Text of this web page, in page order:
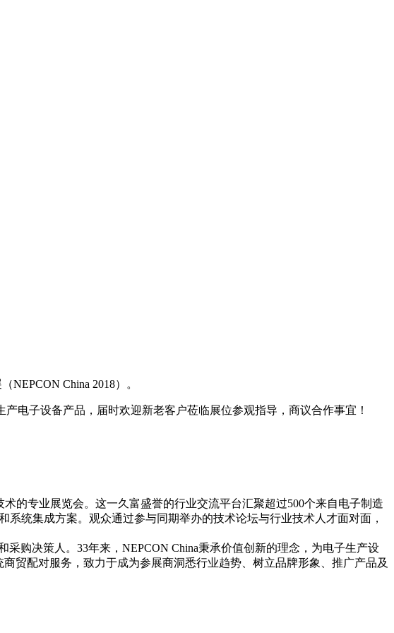
China 2018）。
电子设备产品，届时欢迎新老客户莅临展位参观指导，商议合作事宜！
的专业展览会。这一久富盛誉的行业交流平台汇聚超过500个来自电子制造
统集成方案。观众通过参与同期举办的技术论坛与行业技术人才面对面，
购决策人。33年来，NEPCON China秉承价值创新的理念，为电子生产设
贸配对服务，致力于成为参展商洞悉行业趋势、树立品牌形象、推广产品及